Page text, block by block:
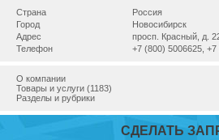
Страна
Россия
Город
Новосибирск
Адрес
просп. Красный, д.
Телефон
+7 (800) 5006625,
О компании
Товары и услуги (1183)
Разделы и рубрики
СДЕЛАТЬ